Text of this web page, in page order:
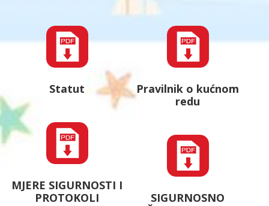
Statut
MJERE SIGURNOSTI I
PROTOKOLI
Pravilnik o kućnom
redu
SIGURNOSNO